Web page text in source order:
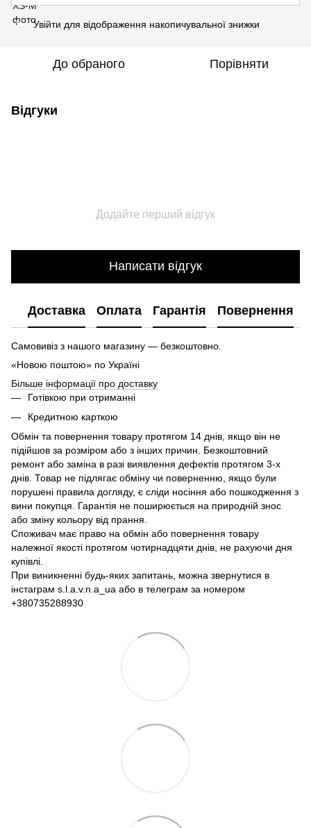
% Увійти для відображення накопичувальної знижки
До обраного Порівняти
Відгуки
Додайте перший відгук
Написати відгук
Доставка Оплата Гарантія Повернення
Самовивіз з нашого магазину — безкоштовно.
«Новою поштою» по Україні
Більше інформації про доставку
Готівкою при отриманні
Кредитною карткою
Обмін та повернення товару протягом 14 днів, якщо він не
підійшов за розміром або з інших причин. Безкоштовний
ремонт або заміна в разі виявлення дефектів протягом 3-х
днів. Товар не підлягає обміну чи поверненню, якщо були
порушені правила догляду, є сліди носіння або пошкодження з
вини покупця. Гарантія не поширюється на природній знос
або зміну кольору від прання.
Споживач має право на обмін або повернення товару
належної якості протягом чотирнадцяти днів, не рахуючи дня
купівлі.
При виникненні будь-яких запитань, можна звернутися в
інстаграм s.l.a.v.n.a_ua або в телеграм за номером
+380735288930